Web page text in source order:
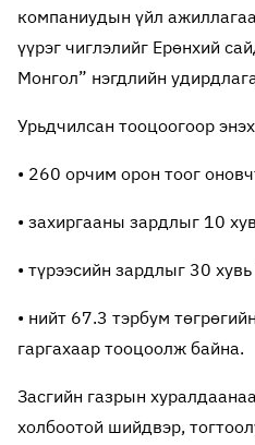
компаниудын үйл
үүрэг чиглэлийг Ерөнхий
Монгол” нэгдлийн
Урьдчилсан тооцоогоор
• 260 орчим орон тоог
• захиргааны зардлыг 10
• түрээсийн зардлыг 30
• нийт 67.3 тэрбум
гаргахаар тооцоолж байна.
Засгийн газрын
холбоотой шийдвэр,